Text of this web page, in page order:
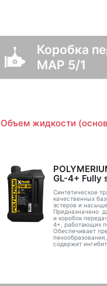
Коробка
MAP 5/1
Объем жидкости
GL-4+ Fully
Синтетическое
качественных
эстеров и
Предназначено
и коробок
4+, работающих
Обеспечивает
содержит